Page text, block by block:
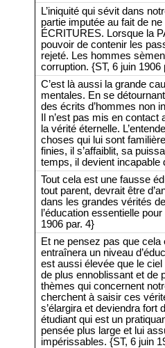
L’iniquité qui sévit dans
partie imputée au fait de
ÉCRITURES. Lorsque la
pouvoir de contenir les
rejeté. Les hommes
corruption. {ST, 6 juin 1906
C’est là aussi la grande
mentales. En se
des écrits d’hommes non
Il n’est pas mis en
la vérité éternelle.
choses qui lui sont
finies, il s’affaiblit, sa
temps, il devient incapable
Tout cela est une fausse
tout parent, devrait être
dans les grandes vérités
l’éducation essentielle
1906 par. 4}
Et ne pensez pas que cela
entraînera un niveau
est aussi élevée que le ciel
de plus ennoblissant et de
thèmes qui concernent
cherchent à saisir ces
s’élargira et deviendra fort
étudiant qui est un
pensée plus large et lui
impérissables. {ST, 6 juin